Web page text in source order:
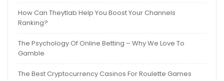
How Can Theytlab Help You Boost Your Channels
Ranking?
The Psychology Of Online Betting – Why We Love To
Gamble
The Best Cryptocurrency Casinos For Roulette Games